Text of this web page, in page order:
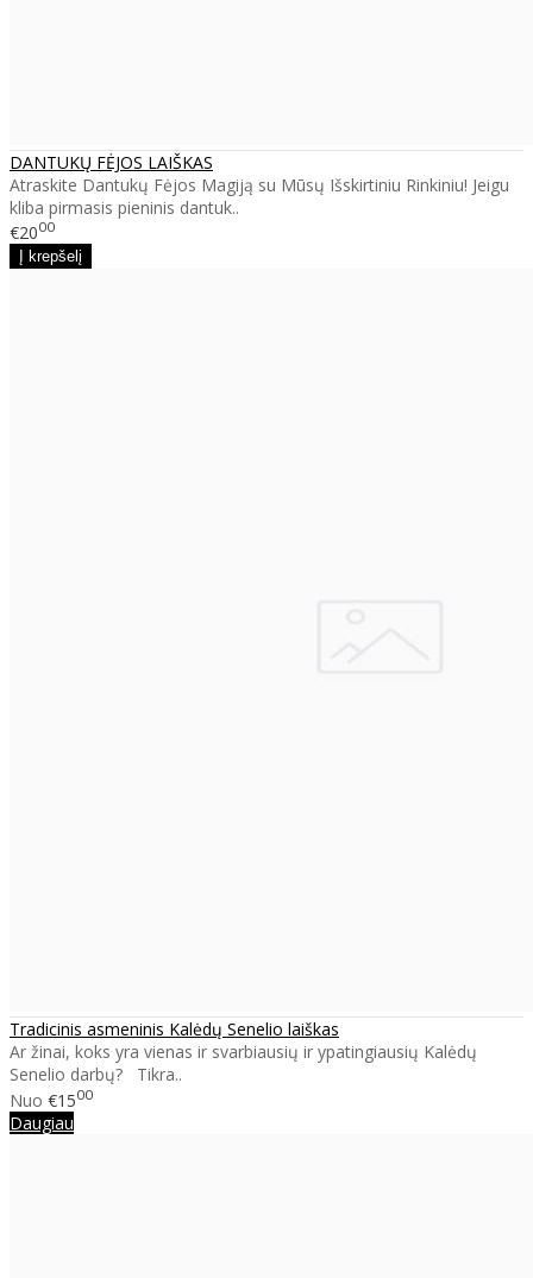
DANTUKŲ FĖJOS LAIŠKAS
Atraskite Dantukų Fėjos Magiją su Mūsų Išskirtiniu Rinkiniu! Jeigu
kliba pirmasis pieninis dantuk..
€2000
Tradicinis asmeninis Kalėdų Senelio laiškas
Ar žinai, koks yra vienas ir svarbiausių ir ypatingiausių Kalėdų
Senelio darbų? Tikra..
Nuo €1500
Daugiau